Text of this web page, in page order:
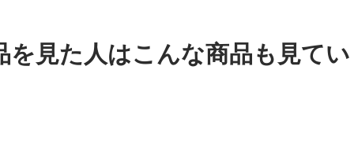
を見た人はこんな商品も見て